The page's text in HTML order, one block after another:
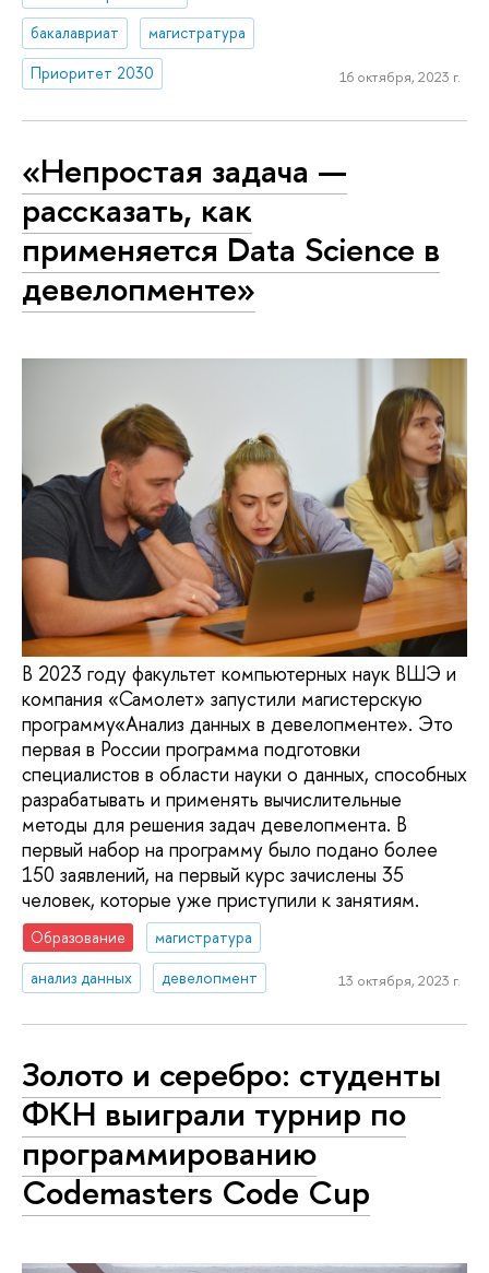
бакалавриат
магистратура
Приоритет 2030
16 октября, 2023 г.
«Непростая задача —
рассказать, как
применяется Data Science в
девелопменте»
В 2023 году факультет компьютерных наук ВШЭ и
компания «Самолет» запустили магистерскую
программу«Анализ данных в девелопменте». Это
первая в России программа подготовки
специалистов в области науки о данных, способных
разрабатывать и применять вычислительные
методы для решения задач девелопмента. В
первый набор на программу было подано более
150 заявлений, на первый курс зачислены 35
человек, которые уже приступили к занятиям.
Образование
магистратура
анализ данных
девелопмент 13 октября, 2023 г.
Золото и серебро: студенты
ФКН выиграли турнир по
программированию
Codemasters Code Cup